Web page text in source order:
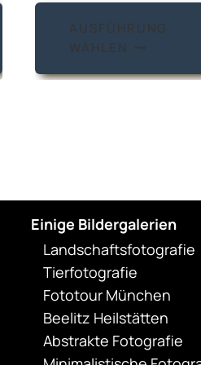
Dieses
mehrere
können
Produktseite
gewählt
werden
AUSFÜHRUNG
WÄHLEN
Einige Bildergalerien
Landschaftsfotografie
Tierfotografie
Fototour München
Beelitz Heilstätten
Abstrakte Fotografie